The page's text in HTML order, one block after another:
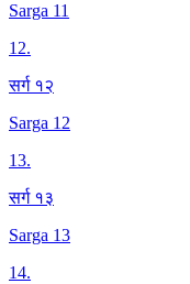
Sarga 11
12.
सर्ग १२
Sarga 12
13.
सर्ग १३
Sarga 13
14.